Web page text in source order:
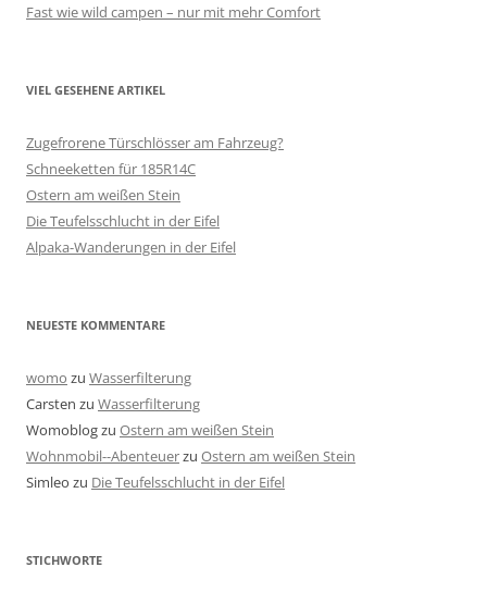
Fast wie wild campen – nur mit mehr Comfort
VIEL GESEHENE ARTIKEL
Zugefrorene Türschlösser am Fahrzeug?
Schneeketten für 185R14C
Ostern am weißen Stein
Die Teufelsschlucht in der Eifel
Alpaka-Wanderungen in der Eifel
NEUESTE KOMMENTARE
womo zu Wasserfilterung
Carsten zu Wasserfilterung
Womoblogzu Ostern am weißen Stein
Wohnmobil--Abenteuerzu Ostern am weißen Stein
Simleo zu Die Teufelsschlucht in der Eifel
STICHWORTE